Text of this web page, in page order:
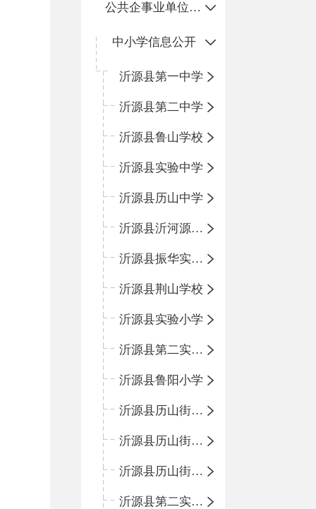
公共企事业单位信息公开
中小学信息公开
沂源县第一中学
沂源县第二中学
沂源县鲁山学校
沂源县实验中学
沂源县历山中学
沂源县沂河源学校
沂源县振华实验学校
沂源县荆山学校
沂源县实验小学
沂源县第二实验小学
沂源县鲁阳小学
沂源县历山街道办事处振兴路小学
沂源县历山街道办事处荆山路小学
沂源县历山街道办事处鲁山路小学
沂源县第二实验中学